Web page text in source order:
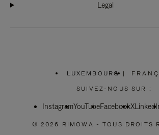
Legal
LUXEMBOURG
SÉLECTIONNEZ
VOTRE
|
SUIVEZ-NOUS SUR :
InstagramYouTubeFacebookX
© 2026 RIMOWA - TOUS DROITS